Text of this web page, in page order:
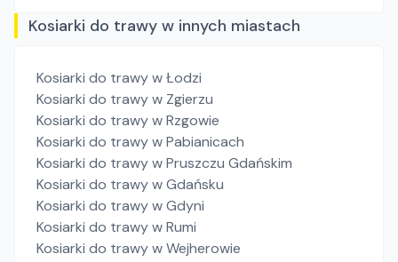
Kosiarki do trawy w innych miastach
Kosiarki do trawyw Łodzi
Kosiarki do trawyw Zgierzu
Kosiarki do trawyw Rzgowie
Kosiarki do trawyw Pabianicach
Kosiarki do trawyw Pruszczu Gdańskim
Kosiarki do trawyw Gdańsku
Kosiarki do trawyw Gdyni
Kosiarki do trawyw Rumi
Kosiarki do trawyw Wejherowie